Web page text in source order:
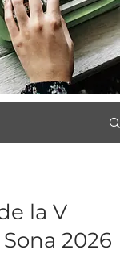
la V
2026